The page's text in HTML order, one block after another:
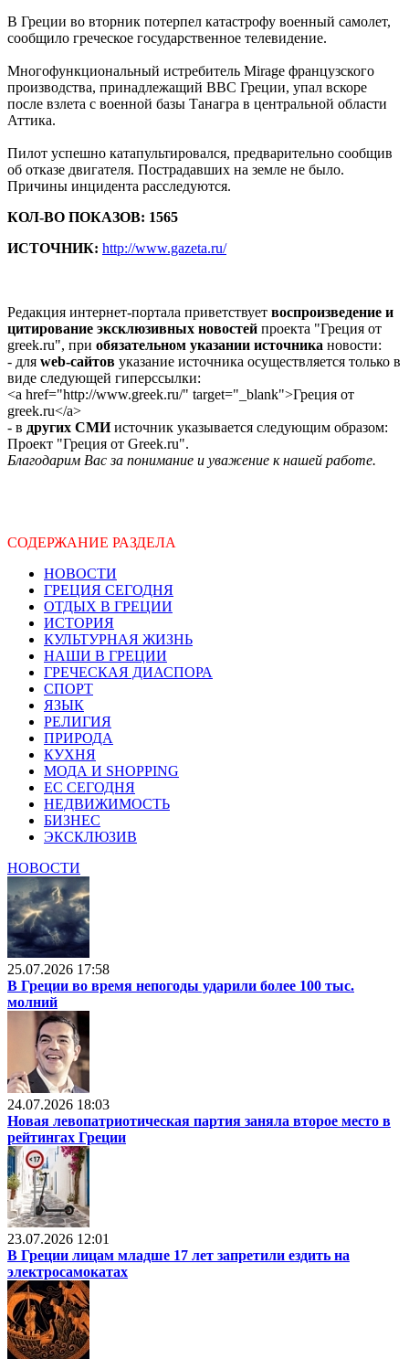
В Греции во вторник потерпел катастрофу военный самолет,
сообщило греческое государственное телевидение.
Многофункциональный истребитель Mirage французского
производства, принадлежащий ВВС Греции, упал вскоре
после взлета с военной базы Танагра в центральной области
Аттика.
Пилот успешно катапультировался, предварительно сообщив
об отказе двигателя. Пострадавших на земле не было.
Причины инцидента расследуются.
КОЛ-ВО ПОКАЗОВ: 1565
ИСТОЧНИК: http://www.gazeta.ru/
Редакция интернет-портала приветствует воспроизведение и
цитирование эксклюзивных новостей проекта "Греция от
greek.ru", при обязательном указании источника новости:
- для web-сайтов указание источника осуществляется только в
виде следующей гиперссылки:
<a href="http://www.greek.ru/" target="_blank">Греция от
greek.ru</a>
- в других СМИисточник указывается следующим образом:
Проект "Греция от Greek.ru".
Благодарим Вас за понимание и уважение к нашей работе.
СОДЕРЖАНИЕ РАЗДЕЛА
НОВОСТИ
ГРЕЦИЯ СЕГОДНЯ
ОТДЫХ В ГРЕЦИИ
ИСТОРИЯ
КУЛЬТУРНАЯ ЖИЗНЬ
НАШИ В ГРЕЦИИ
ГРЕЧЕСКАЯ ДИАСПОРА
СПОРТ
ЯЗЫК
РЕЛИГИЯ
ПРИРОДА
КУХНЯ
МОДА И SHOPPING
ЕС СЕГОДНЯ
НЕДВИЖИМОСТЬ
БИЗНЕС
ЭКСКЛЮЗИВ
НОВОСТИ
25.07.2026 17:58
В Греции во время непогоды ударили более 100 тыс.
молний
24.07.2026 18:03
Новая левопатриотическая партия заняла второе место в
рейтингах Греции
23.07.2026 12:01
В Греции лицам младше 17 лет запретили ездить на
электросамокатах